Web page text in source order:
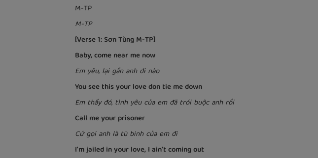
M-TP
M-TP
[Verse 1: Sơn Tùng M-TP]
Baby, come near me now
Em yêu, lại gần anh đi nào
You see this your love don tie me down
Em thấy đó, tình yêu của em đã trói buộc anh rồi
Call me your prisoner
Cứ gọi anh là tù binh của em đi
I'm jailed in your love, I ain't coming out